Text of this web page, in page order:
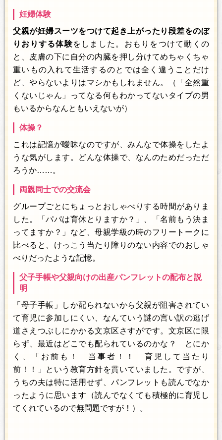
妊婦体験
父親が妊婦スーツをつけて起き上がったり段差をのぼ
りおりする体験をしました。おもりをつけて動くの
と、皮膚の下に自分の内臓を押し分けてめちゃくちゃ
重いもの入れて生活するのとでは全く違うことだけ
ど、やらないよりはマシかもしれません。（「全然重
くないじゃん」ってなる何もわかってないタイプの男
もいるからなんともいえないが）
体操？
これは記憶が曖昧なのですが、みんなで体操をしたよ
うな気がします。どんな体操で、なんのためだっただ
ろうか……。
両親同士での交流会
グループごとにちょっとおしゃべりする時間がありま
した。「パパは育休とりますか？」、「名前もう決ま
ってますか？」など、母親学級の時のフリートークに
比べると、けっこう当たり障りのない内容でのおしゃ
べりだったような記憶。
父子手帳や父親向けの出産パンフレットの配布と説
明
「母子手帳」しか配られないから父親が阻害されてい
て育児に参加しにくい、なんていう謎の言い訳の逃げ
道さえつぶしにかかる文京区さすがです。文京区に限
らず、最近はどこでも配られているのかな？ とにか
く、「お前も！ 当事者！！ 育児して当たり
前！！」という教育方針を貫いていました。ですが、
うちの夫は特に活用せず、パンフレットも読んでなか
ったように思います（読んでなくても積極的に育児し
てくれているので無問題ですが！）。